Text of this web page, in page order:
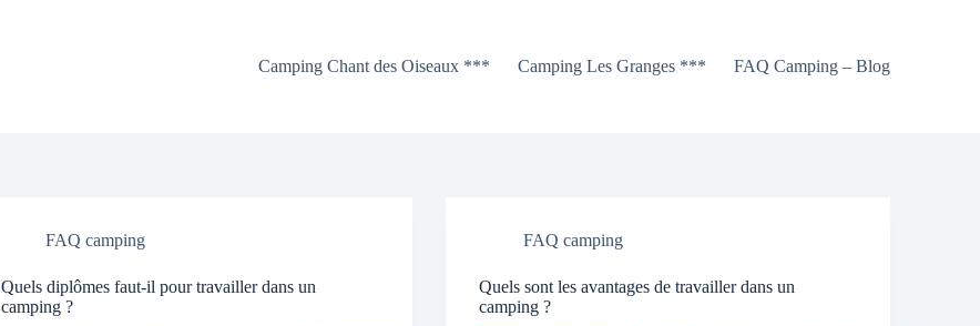
Camping Chant des Oiseaux ***
Camping Les Granges *** FAQ Camping – Blog
FAQ camping
Quels diplômes faut-il pour travailler dans un
camping ?
FAQ camping
Quels sont les avantages de travailler dans un
camping ?